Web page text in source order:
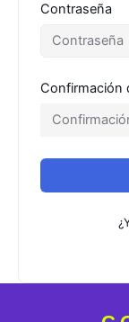
Contraseña
Confirmación